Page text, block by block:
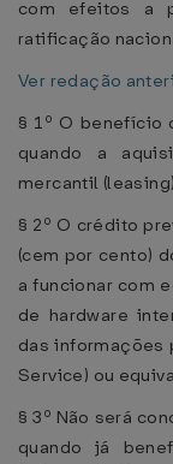
com efeitos a
ratificação
Ver redação
§ 1º O benefício
quando a
mercantil
§ 2º O crédito
(cem por cento)
a funcionar com
de hardware
das informações
Service) ou
§ 3º Não será
quando já